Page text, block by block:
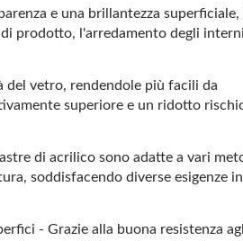
e una brillantezza superficiale,
prodotto, l'arredamento degli
del vetro, rendendole più facili da
superiore e un ridotto
di acrilico sono adatte a vari
soddisfacendo diverse esigenze in
- Grazie alla buona resistenza
Verde Traslucido